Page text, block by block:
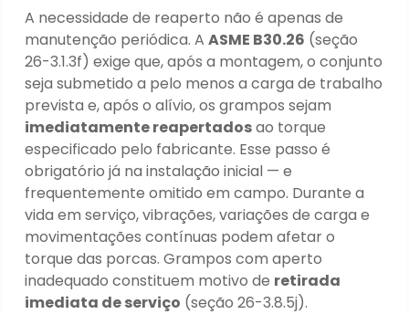
A necessidade de reaperto não é apenas de
manutenção periódica. AASME B30.26 (seção
26-3.1.3f) exige que, após a montagem, o conjunto
seja submetido a pelo menos a carga de trabalho
prevista e, após o alívio, os grampos sejam
imediatamente reapertadosao torque
especificado pelo fabricante. Esse passo é
obrigatório já na instalação inicial — e
frequentemente omitido em campo. Durante a
vida em serviço, vibrações, variações de carga e
movimentações contínuas podem afetar o
torque das porcas. Grampos com aperto
inadequado constituem motivo de retirada
imediata de serviço (seção 26-3.8.5j).